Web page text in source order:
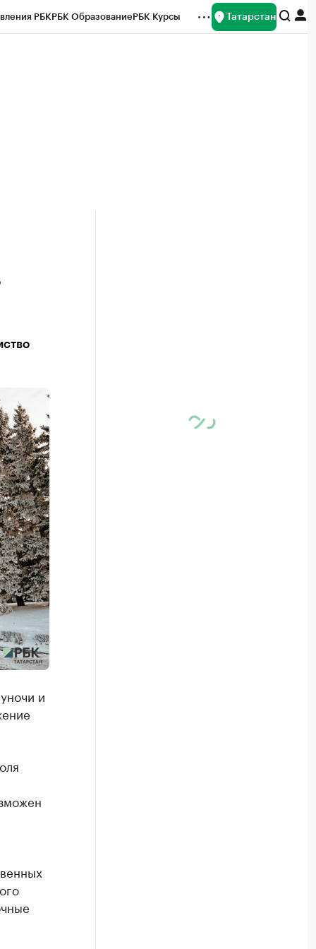
РБКРБК ОбразованиеРБК Курсы Татарстан
и